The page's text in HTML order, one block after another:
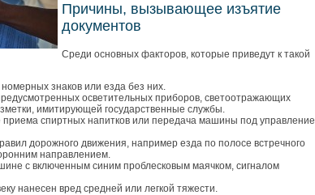
Причины, вызывающее изъятие
документов
Среди основных факторов, которые приведут к такой
знаков или езда без них.
осветительных приборов, светоотражающих
имитирующей государственные службы.
спиртных напитков или передача машины под управление
дорожного движения, например езда по полосе встречного
направлением.
с включенным синим проблесковым маячком, сигналом
нанесен вред средней или легкой тяжести.